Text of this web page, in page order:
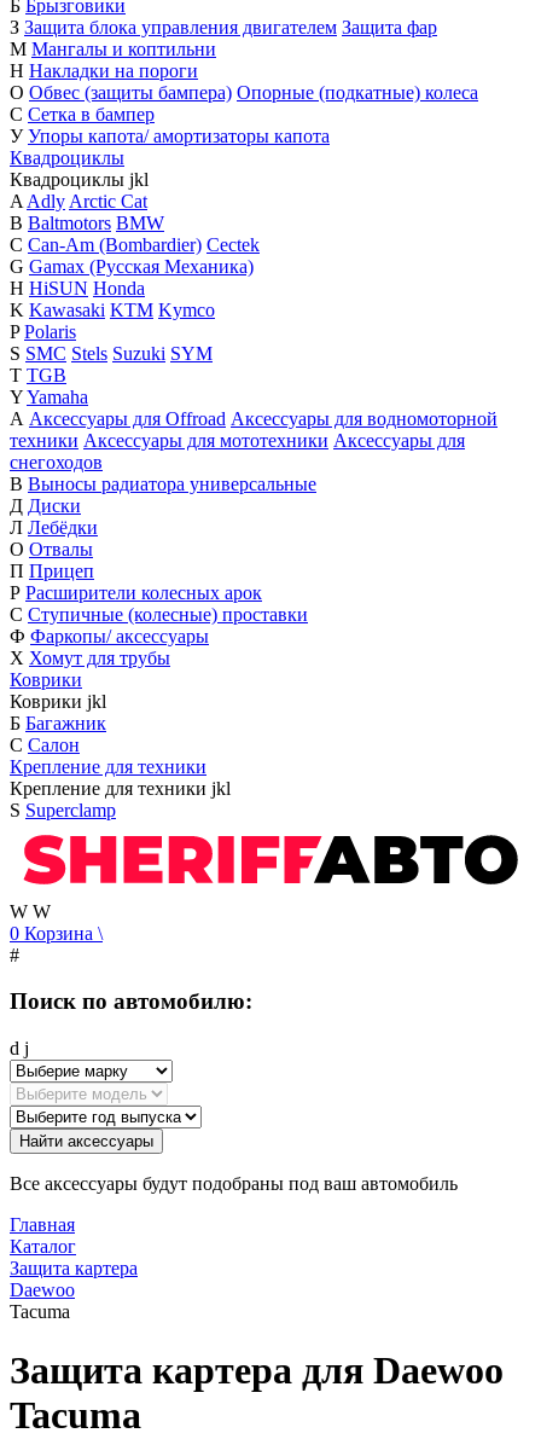
Б Брызговики
З Защита блока управления двигателем Защита фар
М Мангалы и коптильни
Н Накладки на пороги
О Обвес (защиты бампера) Опорные (подкатные) колеса
С Сетка в бампер
У Упоры капота/ амортизаторы капота
Квадроциклы
Квадроциклы jkl
A Adly Arctic Cat
B Baltmotors BMW
C Can-Am (Bombardier) Cectek
G Gamax (Русская Механика)
H HiSUN Honda
K Kawasaki KTM Kymco
P Polaris
S SMC Stels Suzuki SYM
T TGB
YYamaha
А Аксессуары для Offroad Аксессуары для водномоторной
техники Аксессуары для мототехники Аксессуары для
снегоходов
В Выносы радиатора универсальные
Д Диски
Л Лебёдки
О Отвалы
П Прицеп
Р Расширители колесных арок
С Ступичные (колесные) проставки
Ф Фаркопы/ аксессуары
Х Хомут для трубы
Коврики
Коврики jkl
Б Багажник
С Салон
Крепление для техники
Крепление для техники jkl
S Superclamp
W W
0 Корзина \
#
Поиск по автомобилю:
d j
Найти аксессуары
Все аксессуары будут подобраны под ваш автомобиль
Главная
Каталог
Защита картера
Daewoo
Tacuma
Защита картера для Daewoo
Tacuma